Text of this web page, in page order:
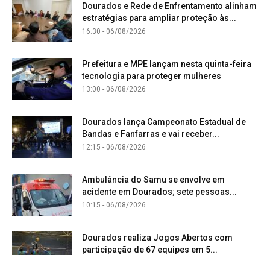
Dourados e Rede de Enfrentamento alinham
estratégias para ampliar proteção às...
16:30 - 06/08/2026
Prefeitura e MPE lançam nesta quinta-feira
tecnologia para proteger mulheres
13:00 - 06/08/2026
Dourados lança Campeonato Estadual de
Bandas e Fanfarras e vai receber...
12:15 - 06/08/2026
Ambulância do Samu se envolve em
acidente em Dourados; sete pessoas...
10:15 - 06/08/2026
Dourados realiza Jogos Abertos com
participação de 67 equipes em 5...